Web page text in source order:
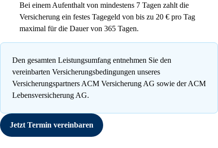
Bei einem Aufenthalt von mindestens 7 Tagen zahlt die
Versicherung ein festes Tagegeld von bis zu 20 € pro Tag
maximal für die Dauer von 365 Tagen.
Den gesamten Leistungsumfang entnehmen Sie den
vereinbarten Versicherungsbedingungen unseres
Versicherungspartners ACM Versicherung AG sowie der ACM
Lebensversicherung AG.
Jetzt Termin vereinbaren